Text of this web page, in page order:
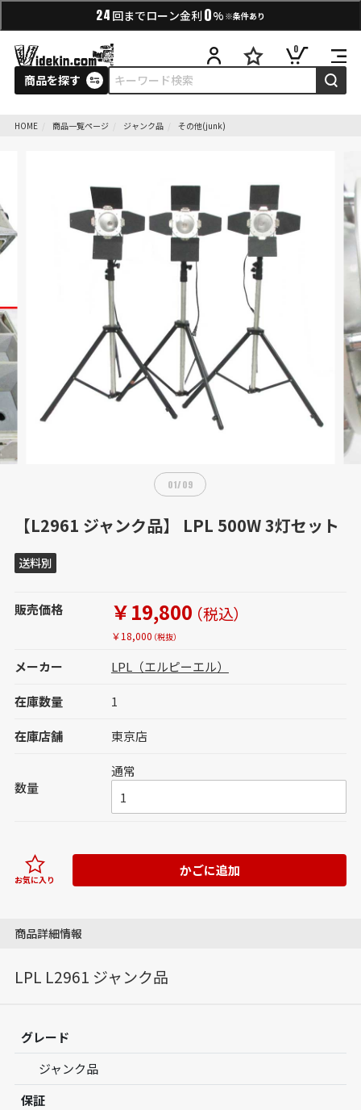
24 回までローン金利 0% ※条件あり
商品を探す
0
HOME 商品一覧ページ ジャンク品 その他(junk)
01/09
【L2961 ジャンク品】 LPL 500W 3灯セット
送料別
販売価格 ￥19,800 （税込）
￥18,000 （税抜）
メーカー LPL（エルピーエル）
在庫数量 1
在庫店舗 東京店
数量
通常
かごに追加
お気に入り
商品詳細情報
LPL L2961 ジャンク品
グレード
ジャンク品
保証